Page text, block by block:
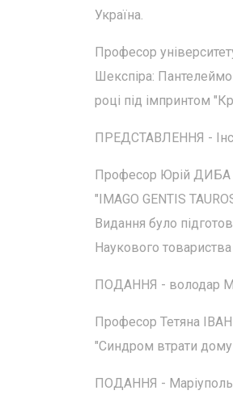
Україна.
Професор
Шекспіра:
році під імпринтом
ПРЕДСТАВЛЕННЯ -
Професор Юрій ДИБА з
"IMAGO GENTIS
Видання було
Наукового
ПОДАННЯ - володар
Професор Тетяна
"Синдром втрати дому
ПОДАННЯ -